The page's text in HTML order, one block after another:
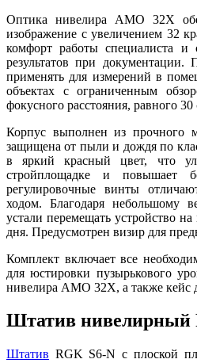
Оптика нивелира AMO 32X
изображение с увеличением 32
комфорт работы специалиста и
результатов при
применять для измерений в
объектах с ограниченным
фокусного расстояния, равного 30
Корпус выполнен из прочного
защищена от пыли и дождя по
в яркий красный цвет, что
стройплощадке и повышает
регулировочные винты
ходом. Благодаря небольшому
устали перемещать устройство
дня. Предусмотрен визир для
Комплект включает все
для юстировки пузырькового
нивелира AMO 32X, а также кейс
Штатив нивелирный
Штатив RGK S6-N с плоской